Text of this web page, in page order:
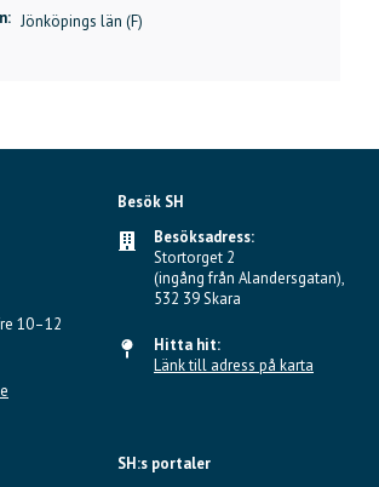
Jönköpings län (F)
10–12
Besök SH
Besöksadress:
Stortorget 2
(ingång från Alandersgatan),
532 39 Skara
Hitta hit:
Länk till adress på karta
SH:s portaler